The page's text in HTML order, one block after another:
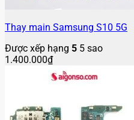
Thay main Samsung S10 5G
Được xếp hạng 5 5 sao
1.400.000₫